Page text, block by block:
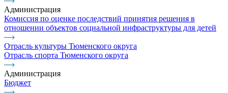
Администрация
Комиссия по оценке последствий принятия решения в
отношении объектов социальной инфраструктуры для детей
Отрасль культуры Тюменского округа
Отрасль спорта Тюменского округа
Администрация
Бюджет